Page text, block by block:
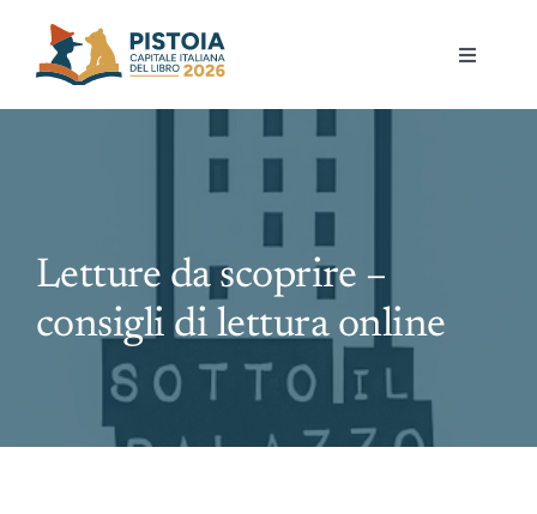
content
Toggle
Mostre
Partecipa
Letture da scoprire –
consigli di lettura online